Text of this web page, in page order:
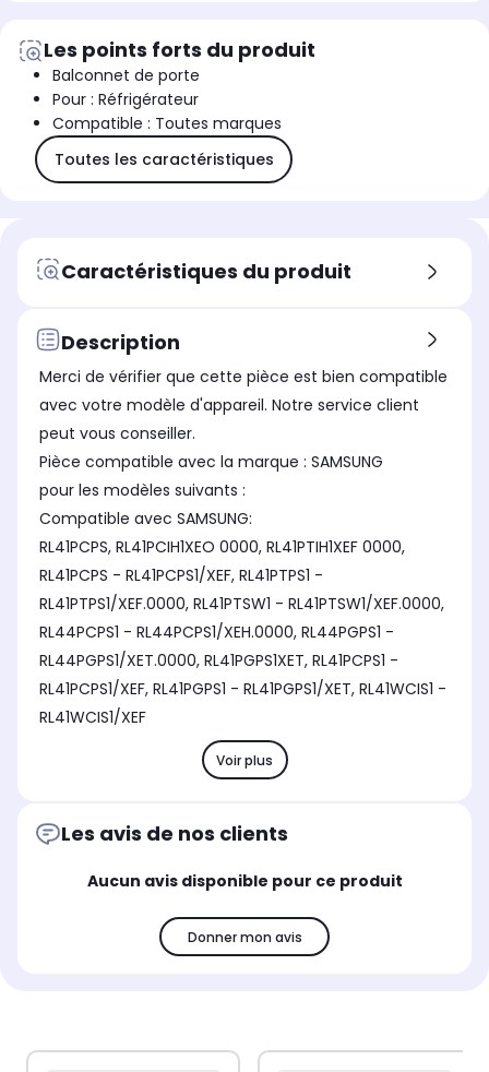
Les points forts du produit
Balconnet de porte
Pour : Réfrigérateur
Compatible : Toutes marques
Toutes les caractéristiques
Caractéristiques du produit
Description
Merci de vérifier que cette pièce est bien compatible
avec votre modèle d'appareil. Notre service client
peut vous conseiller.
Pièce compatible avec la marque : SAMSUNG
pour les modèles suivants :
Compatible avec SAMSUNG:
RL41PCPS, RL41PCIH1XEO 0000, RL41PTIH1XEF 0000,
RL41PCPS - RL41PCPS1/XEF, RL41PTPS1 -
RL41PTPS1/XEF.0000, RL41PTSW1 - RL41PTSW1/XEF.0000,
RL44PCPS1 - RL44PCPS1/XEH.0000, RL44PGPS1 -
RL44PGPS1/XET.0000, RL41PGPS1XET, RL41PCPS1 -
RL41PCPS1/XEF, RL41PGPS1 - RL41PGPS1/XET, RL41WCIS1 -
RL41WCIS1/XEF
Voir plus
Les avis de nos clients
Aucun avis disponible pour ce produit
Donner mon avis